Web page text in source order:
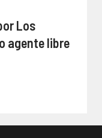
Los
agente libre